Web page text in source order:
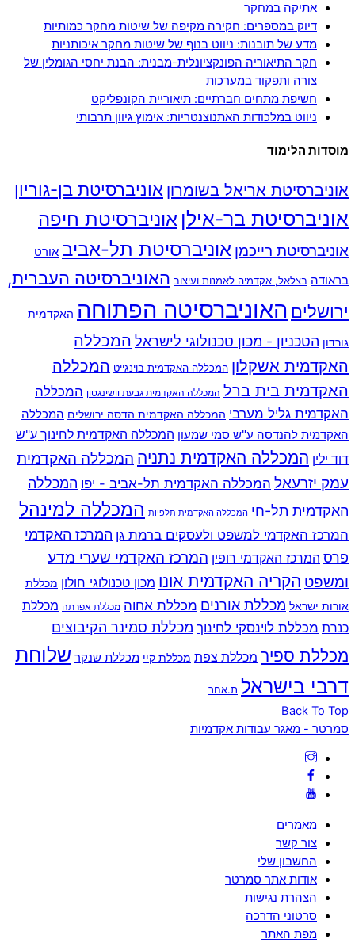
אתיקה במחקר
דיוק במספרים: חקירה מקיפה של שיטות מחקר כמותיות
מדע של תובנות: ניווט בנוף של שיטות מחקר איכותניות
חקר התיאוריה הפונקציונלית-מבנית: הבנת יחסי הגומלין של
צורה ותפקוד במערכות
חשיפת מתחים חברתיים: תיאוריית הקונפליקט
ניווט במלכודות האתנוצנטריות: אימוץ גיוון תרבותי
מוסדות הלימוד
אוניברסיטת אריאל בשומרון אוניברסיטת בן-גוריון
אוניברסיטת בר-אילן אוניברסיטת חיפה
אוניברסיטת רייכמן אוניברסיטת תל-אביב אורט
בראודה בצלאל, אקדמיה לאמנות ועיצוב האוניברסיטה העברית,
ירושלים האוניברסיטה הפתוחה האקדמית
גורדון הטכניון - מכון טכנולוגי לישראל המכללה
האקדמית אשקלון המכללה האקדמית בוינגייט המכללה
האקדמית בית ברל המכללה האקדמית גבעת וושינגטון המכללה
האקדמית גליל מערבי המכללה האקדמית הדסה ירושלים המכללה
האקדמית להנדסה ע"ש סמי שמעון המכללה האקדמית לחינוך ע"ש
דוד ילין המכללה האקדמית נתניה המכללה האקדמית
עמק יזרעאל המכללה האקדמית תל-אביב - יפו המכללה
האקדמית תל-חי המכללה האקדמית תלפיות המכללה למינהל
המרכז האקדמי למשפט ולעסקים ברמת גן המרכז האקדמי
פרס המרכז האקדמי רופין המרכז האקדמי שערי מדע
ומשפט הקריה האקדמית אונו מכון טכנולוגי חולון מכללת
אורות ישראל מכללת אורנים מכללת אחוה מכללת אפרתה מכללת
כנרת מכללת לוינסקי לחינוך מכללת סמינר הקיבוצים
מכללת ספיר מכללת צפת מכללת קיי מכללת שנקר שלוחת
דרבי בישראל ת.אחר
Back To Top
סמרטר - מאגר עבודות אקדמיות
מאמרים
צור קשר
החשבון שלי
אודות אתר סמרטר
הצהרת נגישות
סרטוני הדרכה
מפת האתר